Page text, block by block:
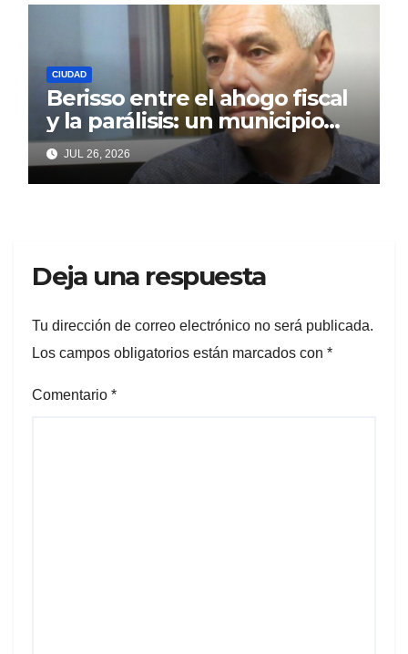
CIUDAD
Berisso entre el ahogo fiscal
y la parálisis: un municipio
acorralado por la falta de
gestión y el desencanto
vecino
JUL 26, 2026
Deja una respuesta
Tu dirección de correo electrónico no será publicada.
Los campos obligatorios están marcados con *
Comentario *